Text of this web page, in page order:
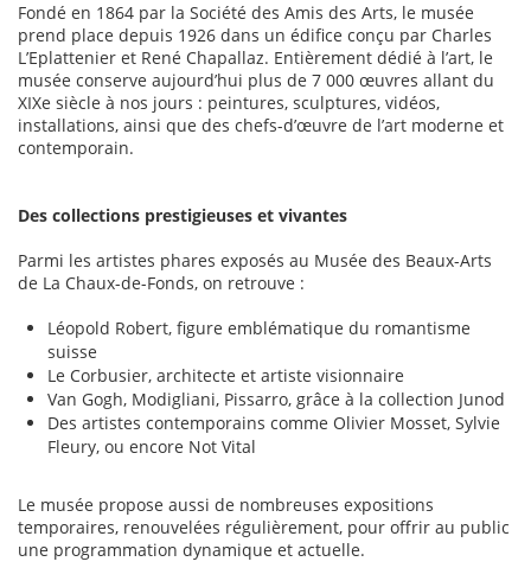
Fondé en 1864 par la Société des Amis des Arts, le musée
prend place depuis 1926 dans un édifice conçu par Charles
L’Eplattenier et René Chapallaz. Entièrement dédié à l’art, le
musée conserve aujourd’hui plus de 7 000 œuvres allant du
XIXe siècle à nos jours : peintures, sculptures, vidéos,
installations, ainsi que des chefs-d’œuvre de l’art moderne et
contemporain.
Des collections prestigieuses et vivantes
Parmi les artistes phares exposés au Musée des Beaux-Arts
de La Chaux-de-Fonds, on retrouve :
Léopold Robert, figure emblématique du romantisme
suisse
Le Corbusier, architecte et artiste visionnaire
Van Gogh, Modigliani, Pissarro, grâce à la collection Junod
Des artistes contemporains comme Olivier Mosset, Sylvie
Fleury, ou encore Not Vital
Le musée propose aussi de nombreuses expositions
temporaires, renouvelées régulièrement, pour offrir au public
une programmation dynamique et actuelle.